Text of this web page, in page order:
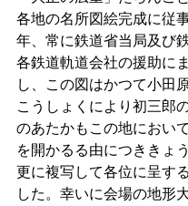
各地の名所図絵完成に従
年、常に鉄道省当局及び
各鉄道軌道会社の援助に
し、この図はかつて小田
こうしょくにより初三郎
のあたかもこの地におい
を開かるる由につききょ
更に複写して各位に呈す
した。幸いに会場の地形